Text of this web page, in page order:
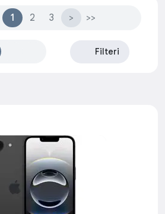
1 2 3 > >>
Filteri